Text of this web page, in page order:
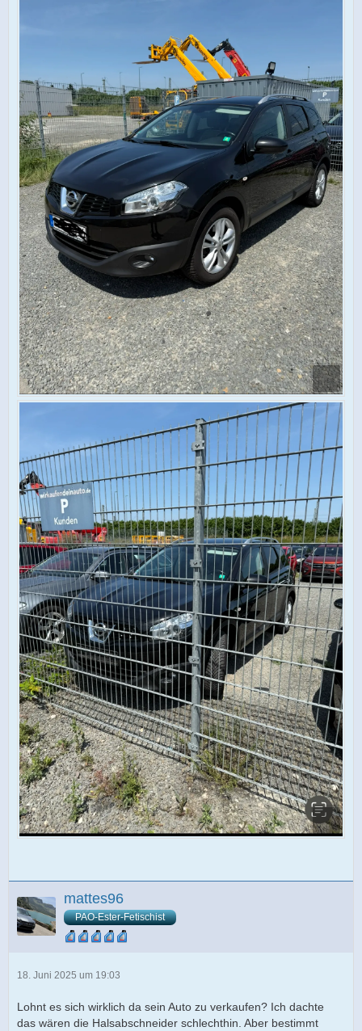
mattes96
PAO-Ester-Fetischist
18. Juni 2025 um 19:03
Lohnt es sich wirklich da sein Auto zu verkaufen? Ich dachte
das wären die Halsabschneider schlechthin. Aber bestimmt